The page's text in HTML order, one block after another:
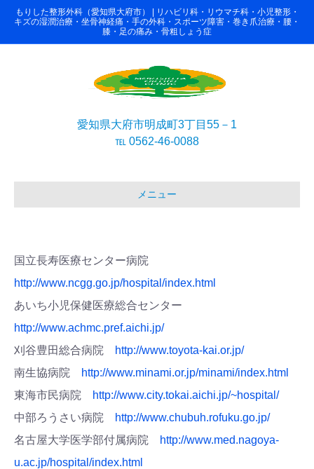
もりした整形外科（愛知県大府市） | リハビリ科・リウマチ科・小児整形・
キズの湿潤治療・坐骨神経痛・手の外科・スポーツ障害・巻き爪治療・腰・
膝・足の痛み・骨粗しょう症
愛知県大府市明成町3丁目55－1
℡ 0562-46-0088
メニュー
国立長寿医療センター病院
http://www.ncgg.go.jp/hospital/index.html
あいち小児保健医療総合センター
http://www.achmc.pref.aichi.jp/
刈谷豊田総合病院
http://www.toyota-kai.or.jp/
南生協病院
http://www.minami.or.jp/minami/index.html
東海市民病院
http://www.city.tokai.aichi.jp/~hospital/
中部ろうさい病院
http://www.chubuh.rofuku.go.jp/
名古屋大学医学部付属病院
http://www.med.nagoya-
u.ac.jp/hospital/index.html